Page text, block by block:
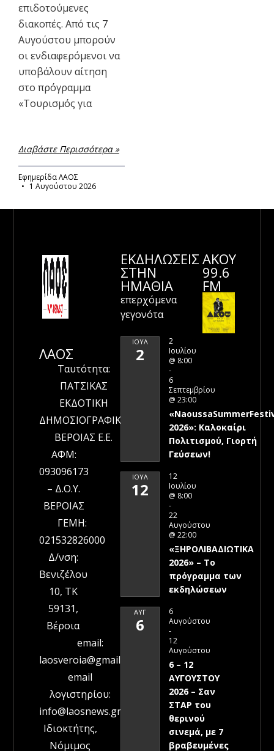
επιδοτούμενες
διακοπές. Από τις 7
Αυγούστου μπορούν
οι ενδιαφερόμενοι να
υποβάλουν αίτηση
στο πρόγραμμα
«Τουρισμός για
Διαβάστε Περισσότερα »
Εφημερίδα ΛΑΟΣ
1 Αυγούστου 2026
ΛΑΟΣ
Ταυτότητα:
ΠΑΤΣΙΚΑΣ
ΕΚΔΟΤΙΚΗ
ΔΗΜΟΣΙΟΓΡΑΦΙΚΗ
ΒΕΡΟΙΑΣ Ε.Ε.
ΑΦΜ:
093096173
– Δ.Ο.Υ.
ΒΕΡΟΙΑΣ
ΓΕΜΗ:
021532826000
Δ/νση:
Βενιζέλου
10, ΤΚ
59131,
Βέροια
email:
laosveroia@gmail.com
email
λογιστηρίου:
info@laosnews.gr
Ιδιοκτήτης,
Νόμιμος
ΕΚΔΗΛΩΣΕΙΣ
ΣΤΗΝ
ΗΜΑΘΊΑ
επερχόμενα
γεγονότα
ΙΟΎΛ
2
2
Ιουλίου
@ 8:00
-
6
Σεπτεμβρίου
@ 23:00
2026»: Καλοκαίρι
Πολιτισμού, Γιορτή
Γεύσεων!
ΙΟΎΛ
12
12
Ιουλίου
@ 8:00
-
22
Αυγούστου
@ 22:00
«ΞΗΡΟΛΙΒΑΔΙΩΤΙΚΑ
2026» – To
πρόγραμμα των
εκδηλώσεων
ΑΥΓ
6
6
Αυγούστου
-
12
Αυγούστου
6 – 12
ΑΥΓΟΥΣΤΟΥ
2026 – Σαν
ΣΤΑΡ του
θερινού
σινεμά, με 7
βραβευμένες
ΑΚΟΥ
99.6
FM